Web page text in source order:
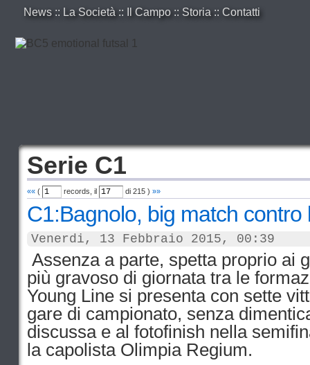
News :: La Società :: Il Campo :: Storia :: Contatti
Serie C1
«« ( records, il di 215 ) »»
C1:Bagnolo, big match contro
Venerdi, 13 Febbraio 2015, 00:39
Assenza a parte, spetta proprio ai
più gravoso di giornata tra le
Young Line si presenta con sette
gare di campionato, senza
discussa e al fotofinish nella
la capolista Olimpia Regium.